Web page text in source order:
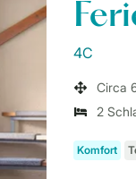
4C
Circa
2